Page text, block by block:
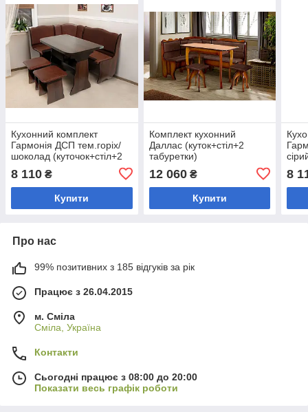
Кухонний комплект
Гармонія ДСП тем.горіх/
шоколад (куточок+стіл+2
8 110 ₴
Купити
Комплект кухонний
Даллас (куток+стіл+2
табуретки)
12 060₴
Купити
8
Про нас
99% позитивних з 185 відгуків за рік
Працює з 26.04.2015
м. Сміла
Сміла, Україна
Контакти
Сьогодні працює з 08:00 до 20:00
Показати весь графік роботи